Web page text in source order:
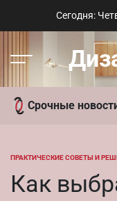
Сегодня:
Меню
Срочные
ароматы для
ОПУБЛИКОВАНО
ПРАКТИЧЕСКИЕ СОВЕТЫ И
Как